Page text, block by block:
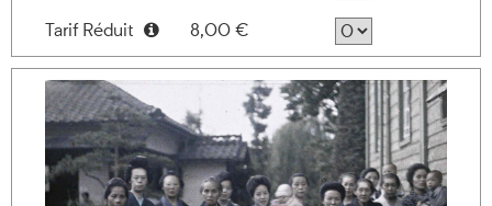
Tarif Réduit
Information
8,00 €